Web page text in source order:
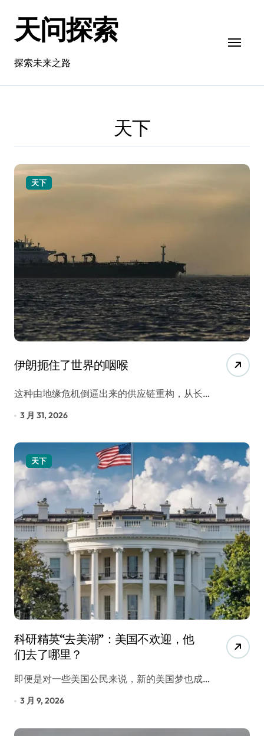
天问探索
探索未来之路
天下
天下
伊朗扼住了世界的咽喉
这种由地缘危机倒逼出来的供应链重构，从长…
3 月 31, 2026
天下
科研精英“去美潮”：美国不欢迎，他
们去了哪里？
即便是对一些美国公民来说，新的美国梦也成…
3 月 9, 2026